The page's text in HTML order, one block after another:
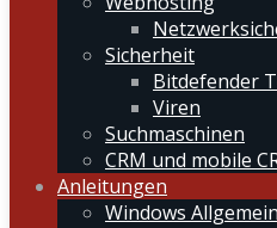
Sicherheit
Bitdefender
Viren
Suchmaschinen
CRM und mobile
Anleitungen
Windows Allgemein